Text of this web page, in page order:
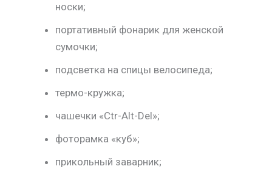
носки;
портативный фонарик для женской
сумочки;
подсветка на спицы велосипеда;
термо-кружка;
чашечки «Ctr-Alt-Del»;
фоторамка «куб»;
прикольный заварник;